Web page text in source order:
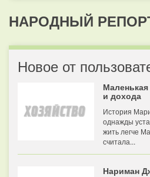
НАРОДНЫЙ
Новое от
и дохода
История
однажды
жить легче
считала...
Нариман